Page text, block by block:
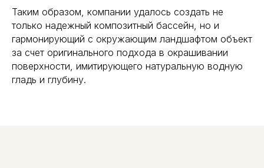
Таким образом, компании удалось создать не
только надежный композитный бассейн, но и
гармонирующий с окружающим ландшафтом объект
за счет оригинального подхода в окрашивании
поверхности, имитирующего натуральную водную
гладь и глубину.